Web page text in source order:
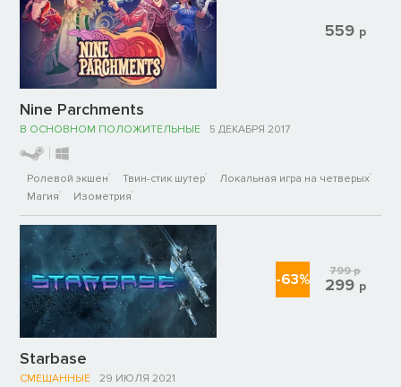
Nine Parchments
В ОСНОВНОМ ПОЛОЖИТЕЛЬНЫЕ 5 ДЕКАБРЯ 2017
Ролевой экшен Твин-стик шутер
Локальная игра на четверых
Магия
Изометрия
559 р
Starbase
СМЕШАННЫЕ 29 ИЮЛЯ 2021
-63% 799р
299 р